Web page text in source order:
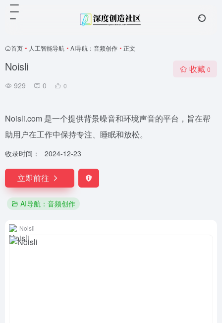
首页 • 人工智能导航 • AI导航：音频创作 • 正文
Noisli
929 0 0
收藏 0
Noisli.com 是一个提供背景噪音和环境声音的平台，旨在帮
助用户在工作中保持专注、睡眠和放松。
收录时间： 2024-12-23
立即前往
AI导航：音频创作
Noisli